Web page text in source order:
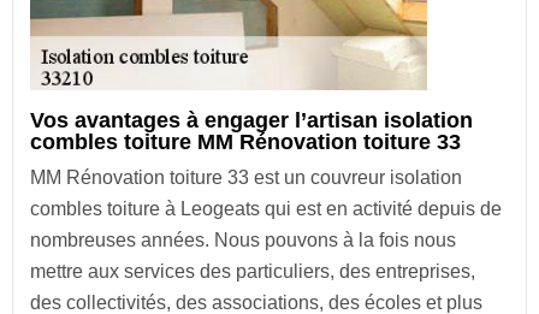
Vos avantages à engager l’artisan isolation
combles toiture MM Rénovation toiture 33
MM Rénovation toiture 33 est un couvreur isolation
combles toiture à Leogeats qui est en activité depuis de
nombreuses années. Nous pouvons à la fois nous
mettre aux services des particuliers, des entreprises,
des collectivités, des associations, des écoles et plus